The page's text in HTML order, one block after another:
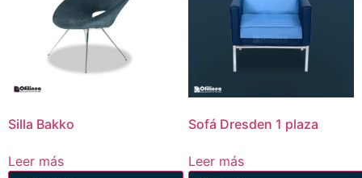
Silla Bakko
Leer más
Sofá Dresden 1 plaza
Leer más